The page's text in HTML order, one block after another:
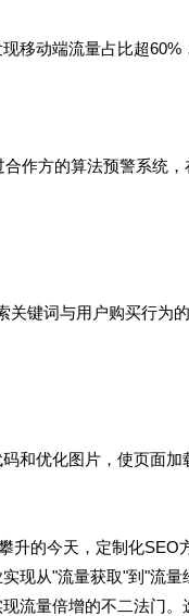
移动端流量占比超60%
作方的算法预警系统
键词与用户购买行为
和优化图片，使页面
升的今天，定制化
现从"流量获取"到"流
流量倍增的不二法门